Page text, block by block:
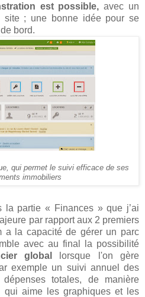
est possible,avec un
site ; une bonne idée pour se
bord.
qui permet le suivi efficace de ses
immobiliers
la partie « Finances » que j’ai
par rapport aux 2 premiers
a la capacité de gérer un parc
avec au final la possibilité
global
lorsque l'on gère
exemple un suivi annuel des
totales, de manière
aime les graphiques et les